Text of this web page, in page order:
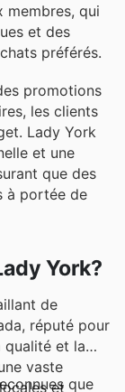
membres, qui
et des
préférés.
promotions
les clients
Lady York
et une
que des
à portée de
York?
de
réputé pour
qualité et la
vaste
et que